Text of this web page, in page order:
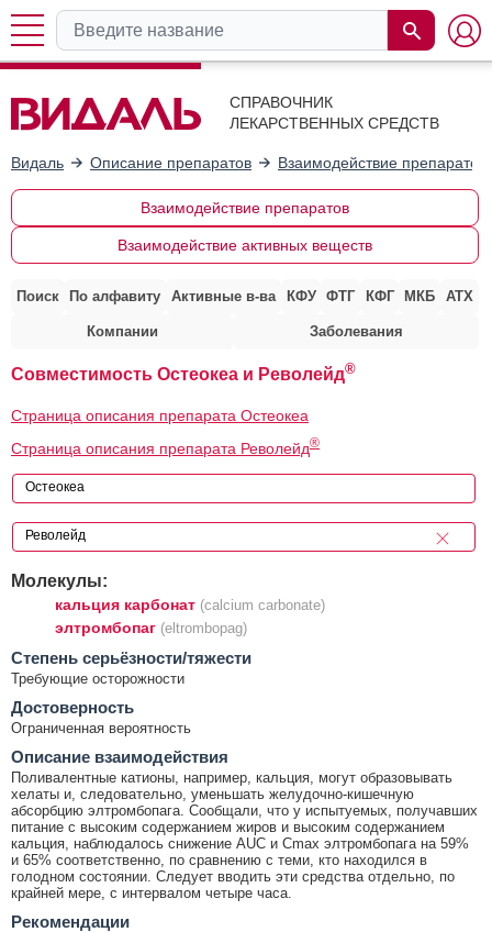
СПРАВОЧНИК
ЛЕКАРСТВЕННЫХ СРЕДСТВ
Видаль Описание препаратов Взаимодействие препаратов
Взаимодействие препаратов
Взаимодействие активных веществ
Поиск По алфавиту Активные в-ва КФУ ФТГ КФГ МКБ АТХ
Компании Заболевания
Совместимость Остеокеа и Револейд®
Страница описания препарата Остеокеа
Страница описания препарата Револейд®
Молекулы:
кальция карбонат (calcium carbonate)
элтромбопаг (eltrombopag)
Cтепень серьёзности/тяжести
Требующие осторожности
Достоверность
Ограниченная вероятность
Описание взаимодействия
Поливалентные катионы, например, кальция, могут образовывать
хелаты и, следовательно, уменьшать желудочно-кишечную
абсорбцию элтромбопага. Сообщали, что у испытуемых, получавших
питание с высоким содержанием жиров и высоким содержанием
кальция, наблюдалось снижение AUC и Cmax элтромбопага на 59%
и 65% соответственно, по сравнению с теми, кто находился в
голодном состоянии. Следует вводить эти средства отдельно, по
крайней мере, с интервалом четыре часа.
Рекомендации